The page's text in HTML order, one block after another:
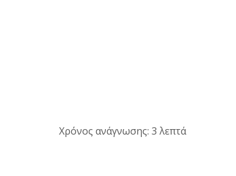
Χρόνος ανάγνωσης: 3 λεπτά